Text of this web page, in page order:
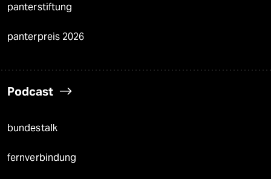
panterstiftung
panterpreis 2026
Podcast
bundestalk
fernverbindung